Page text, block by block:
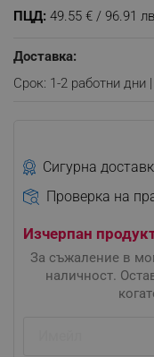
ПЦД: 49.55 € / 96.91
Доставка:
Срок: 1-2 работни дни
Сигурна
Проверка на
Изчерпан
За съжаление в
наличност.